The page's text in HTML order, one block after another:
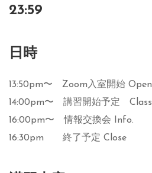
23:59
日時
13:50pm〜 Zoom入室開始 Open
14:00pm〜 講習開始予定 Class
16:00pm〜 情報交換会 Info.
16:30pm 終了予定 Close